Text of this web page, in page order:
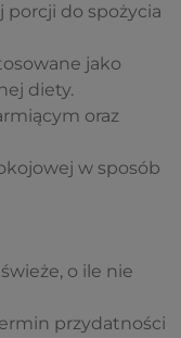
porcji do spożycia
jako
diety.
oraz
w sposób
o ile nie
przydatności